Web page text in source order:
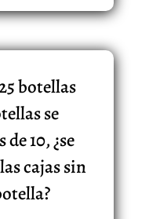
botellas
se
10, ¿se
cajas sin